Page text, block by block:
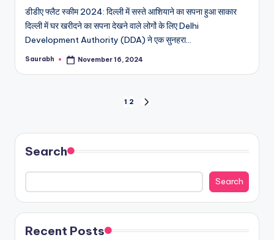
डीडीए फ्लैट स्कीम 2024: दिल्ली में सस्ते आशियाने का सपना हुआ साकार
दिल्ली में घर खरीदने का सपना देखने वाले लोगों के लिए Delhi
Development Authority (DDA) ने एक सुनहरा…
Posted
Saurabh November 16, 2024
pagination
1 2
Search
Search
Recent Posts